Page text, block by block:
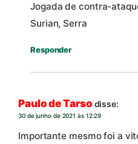
Jogada de contra-
Surian, Serra
Responder
Paulo de Tarso disse:
30 de junho de 2021 às 12:29
Importante mesmo foi a